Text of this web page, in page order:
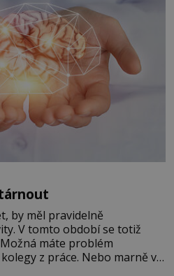
by měl pravidelně
V tomto období se totiž
máte problém
z práce. Nebo marně v